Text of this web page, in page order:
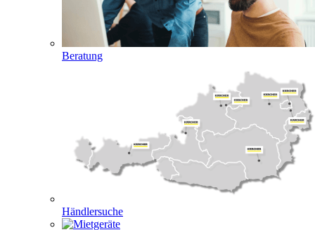
Beratung
Händlersuche